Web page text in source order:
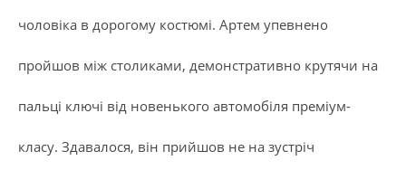
чоловіка в дорогому костюмі. Артем упевнено
пройшов між столиками, демонстративно крутячи на
пальці ключі від новенького автомобіля преміум-
класу. Здавалося, він прийшов не на зустріч